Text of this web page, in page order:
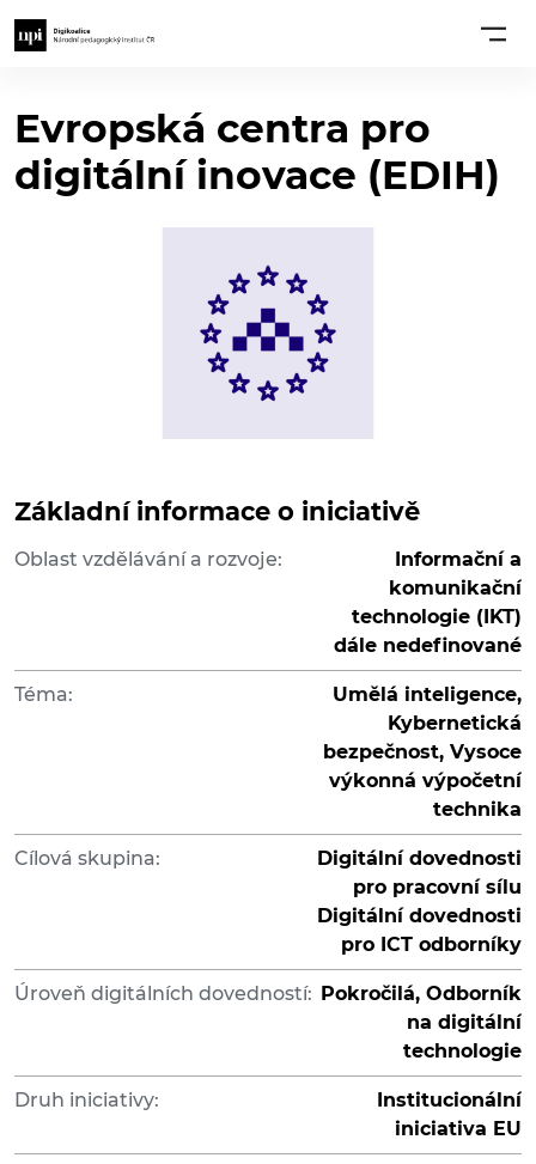
Evropská centra pro
digitální inovace (EDIH)
Základní informace o iniciativě
Oblast vzdělávání a rozvoje:
Informační a
komunikační
technologie (IKT)
dále nedefinované
Téma:
Umělá inteligence,
Kybernetická
bezpečnost, Vysoce
výkonná výpočetní
technika
Cílová skupina:
Digitální dovednosti
pro pracovní sílu
Digitální dovednosti
pro ICT odborníky
Úroveň digitálních dovedností: Pokročilá, Odborník
na digitální
technologie
Druh iniciativy:
Institucionální
iniciativa EU